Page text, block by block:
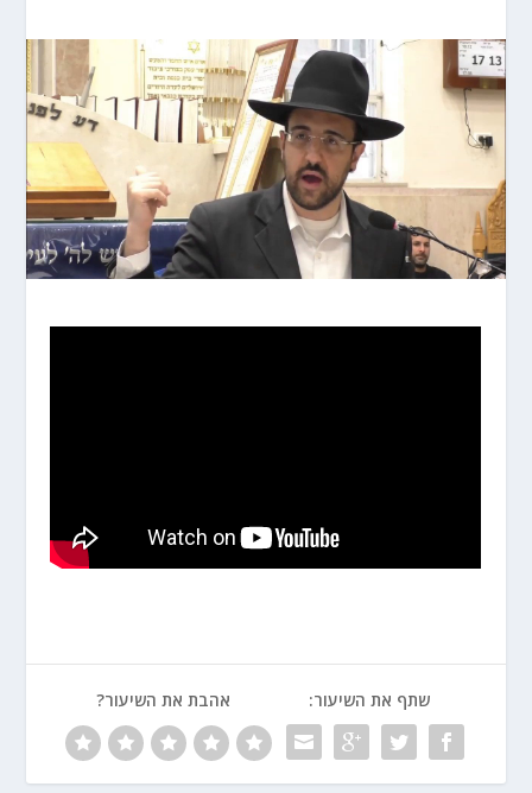
שתף את השיעור: אהבת את השיעור?